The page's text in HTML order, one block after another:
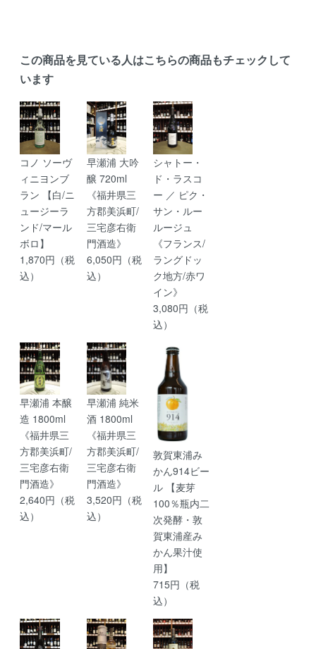
この商品を見ている人はこちらの商品もチェックして
います
コノ ソーヴ
ィニヨンブ
ラン 【白/ニ
ュージーラ
ンド/マール
ボロ】
1,870円（税
込）
早瀬浦 大吟
醸 720ml
《福井県三
方郡美浜町/
三宅彦右衛
門酒造》
6,050円（税
込）
シャトー・
ド・ラスコ
ー ／ ピク・
サン・ルー
ルージュ
《フランス/
ラングドッ
ク地方/赤ワ
イン》
3,080円（税
込）
早瀬浦 本醸
造 1800ml
《福井県三
方郡美浜町/
三宅彦右衛
門酒造》
2,640円（税
込）
早瀬浦 純米
酒 1800ml
《福井県三
方郡美浜町/
三宅彦右衛
門酒造》
3,520円（税
込）
敦賀東浦み
かん914ビー
ル 【麦芽
100％瓶内二
次発酵・敦
賀東浦産み
かん果汁使
用】
715円（税
込）